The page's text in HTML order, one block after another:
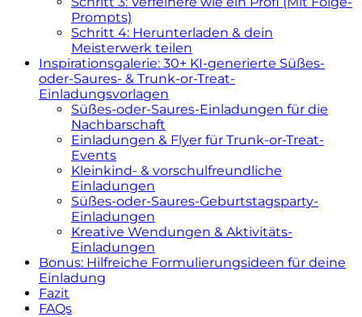
Prompts)
Schritt 4: Herunterladen & dein
Meisterwerk teilen
Inspirationsgalerie: 30+ KI-generierte Süßes-
oder-Saures- & Trunk-or-Treat-
Einladungsvorlagen
Süßes-oder-Saures-Einladungen für die
Nachbarschaft
Einladungen & Flyer für Trunk-or-Treat-
Events
Kleinkind- & vorschulfreundliche
Einladungen
Süßes-oder-Saures-Geburtstagsparty-
Einladungen
Kreative Wendungen & Aktivitäts-
Einladungen
Bonus: Hilfreiche Formulierungsideen für deine
Einladung
Fazit
FAQs